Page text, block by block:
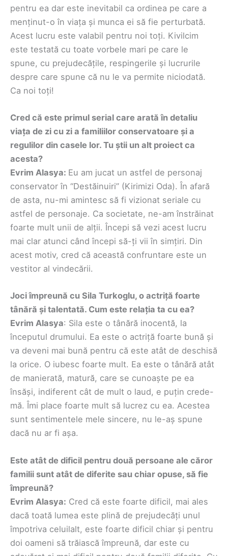
pentru ea dar este inevitabil ca ordinea pe care a
menținut-o în viața și munca ei să fie perturbată.
Acest lucru este valabil pentru noi toți. Kivilcim
este testată cu toate vorbele mari pe care le
spune, cu prejudecățile, respingerile și lucrurile
despre care spune că nu le va permite niciodată.
Ca noi toți!
Cred că este primul serial care arată în detaliu
viața de zi cu zi a familiilor conservatoare și a
regulilor din casele lor. Tu știi un alt proiect ca
acesta?
Evrim Alasya: Eu am jucat un astfel de personaj
conservator în “Destăinuiri” (Kirimizi Oda). În afară
de asta, nu-mi amintesc să fi vizionat seriale cu
astfel de personaje. Ca societate, ne-am înstrăinat
foarte mult unii de alții. Începi să vezi acest lucru
mai clar atunci când începi să-ți vii în simțiri. Din
acest motiv, cred că această confruntare este un
vestitor al vindecării.
Joci împreună cu Sila Turkoglu, o actriță foarte
tânără și talentată. Cum este relația ta cu ea?
Evrim Alasya: Sila este o tânără inocentă, la
începutul drumului. Ea este o actriță foarte bună și
va deveni mai bună pentru că este atât de deschisă
la orice. O iubesc foarte mult. Ea este o tânără atât
de manierată, matură, care se cunoaște pe ea
însăși, indiferent cât de mult o laud, e puțin crede-
mă. Îmi place foarte mult să lucrez cu ea. Acestea
sunt sentimentele mele sincere, nu le-aș spune
dacă nu ar fi așa.
Este atât de dificil pentru două persoane ale căror
familii sunt atât de diferite sau chiar opuse, să fie
împreună?
Evrim Alasya: Cred că este foarte dificil, mai ales
dacă toată lumea este plină de prejudecăți unul
împotriva celuilalt, este foarte dificil chiar și pentru
doi oameni să trăiască împreună, dar este cu